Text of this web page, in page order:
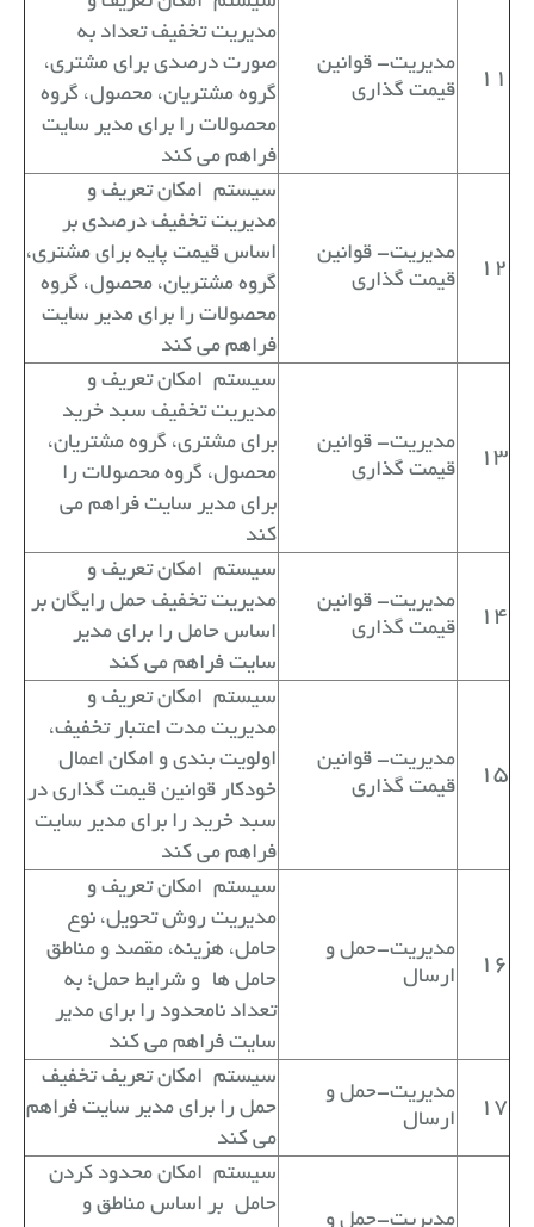
11
مدیریت- قوانین
قیمت گذاری
مدیریت تخفیف تعداد به
صورت درصدی برای مشتری،
گروه مشتریان، محصول، گروه
محصولات را برای مدیر سایت
فراهم می کند
12
مدیریت- قوانین
قیمت گذاری
سیستم امکان تعریف و
مدیریت تخفیف درصدی بر
اساس قیمت پایه برای مشتری،
گروه مشتریان، محصول، گروه
محصولات را برای مدیر سایت
فراهم می کند
13
مدیریت- قوانین
قیمت گذاری
سیستم امکان تعریف و
مدیریت تخفیف سبد خرید
برای مشتری، گروه مشتریان،
محصول، گروه محصولات را
برای مدیر سایت فراهم می
کند
14
مدیریت- قوانین
قیمت گذاری
سیستم امکان تعریف و
مدیریت تخفیف حمل رایگان بر
اساس حامل را برای مدیر
سایت فراهم می کند
15
مدیریت- قوانین
قیمت گذاری
سیستم امکان تعریف و
مدیریت مدت اعتبار تخفیف،
اولویت بندی و امکان اعمال
خودکار قوانین قیمت گذاری در
سبد خرید را برای مدیر سایت
فراهم می کند
16
مدیریت-حمل و
ارسال
سیستم امکان تعریف و
مدیریت روش تحویل، نوع
حامل، هزینه، مقصد و مناطق
حامل ها
و شرایط حمل؛ به
تعداد نامحدود را برای مدیر
سایت فراهم می کند
17
مدیریت-حمل و
ارسال
سیستم امکان تعریف تخفیف
حمل را برای مدیر سایت فراهم
می کند
مدیریت-حمل و
سیستم امکان محدود کردن
حامل بر اساس مناطق و